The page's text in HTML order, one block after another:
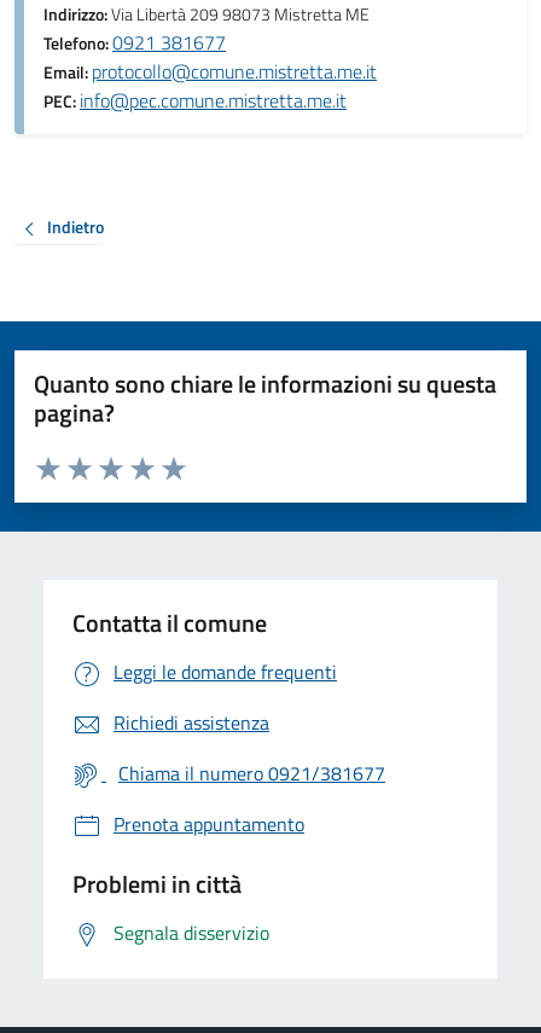
Indirizzo:Via Libertà 209 98073 Mistretta ME
Telefono:0921 381677
Email:protocollo@comune.mistretta.me.it
PEC:info@pec.comune.mistretta.me.it
Indietro
Quanto sono chiare le informazioni su questa
pagina?
Valuta da 1 a 5 stelle la pagina
Valuta 5 stelle su 5
Valuta 4 stelle su 5
Valuta 3 stelle su 5
Valuta 2 stelle su 5
Valuta 1 stelle su 5
Contatta il comune
Leggi le domande frequenti
Richiedi assistenza
Chiama il numero 0921/381677
Prenota appuntamento
Problemi in città
Segnala disservizio